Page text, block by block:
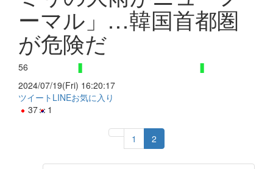
ーマル」…韓国首都圏
が危険だ
56
2024/07/19(Fri) 16:20:17
ツイート LINEお気に入り
37
1
1 2